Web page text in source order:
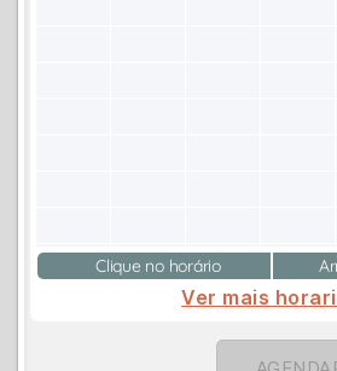
Clique no horário
Ver mais